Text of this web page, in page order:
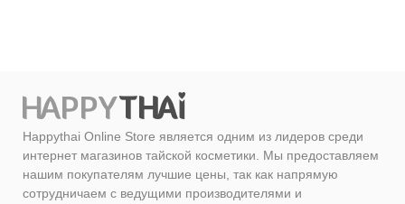
Happythai Online Store является одним из лидеров среди
интернет магазинов тайской косметики. Мы предоставляем
нашим покупателям лучшие цены, так как напрямую
сотрудничаем с ведущими производителями и